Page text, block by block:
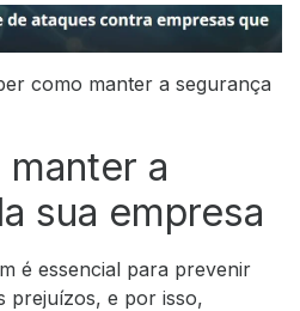
como manter a segurança
a
sua empresa
é essencial para prevenir
prejuízos, e por isso,